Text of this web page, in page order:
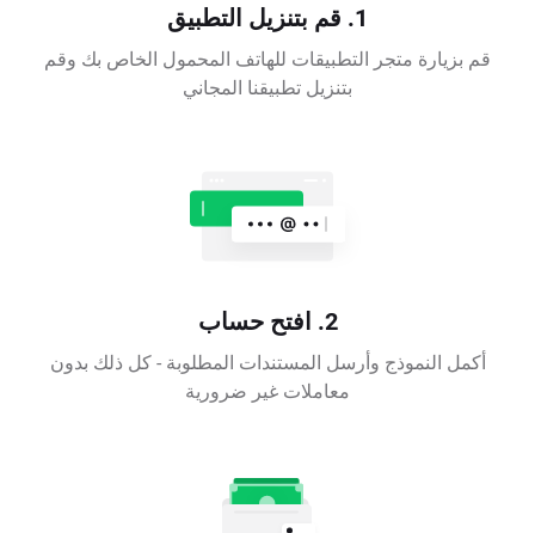
1. قم بتنزيل التطبيق
قم بزيارة متجر التطبيقات للهاتف المحمول الخاص بك وقم
بتنزيل تطبيقنا المجاني
2. افتح حساب
أكمل النموذج وأرسل المستندات المطلوبة - كل ذلك بدون
معاملات غير ضرورية